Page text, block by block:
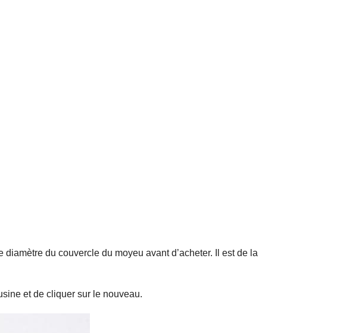
du couvercle du moyeu avant d’acheter.
Il est de la
et de cliquer sur le nouveau.